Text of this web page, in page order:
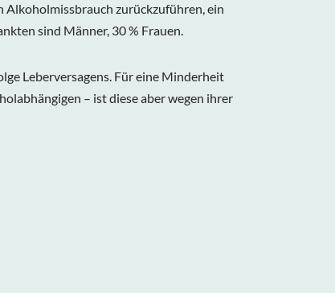
Alkoholmissbrauch zurückzuführen, ein
sind Männer, 30 % Frauen.
Leberversagens. Für eine Minderheit
– ist diese aber wegen ihrer